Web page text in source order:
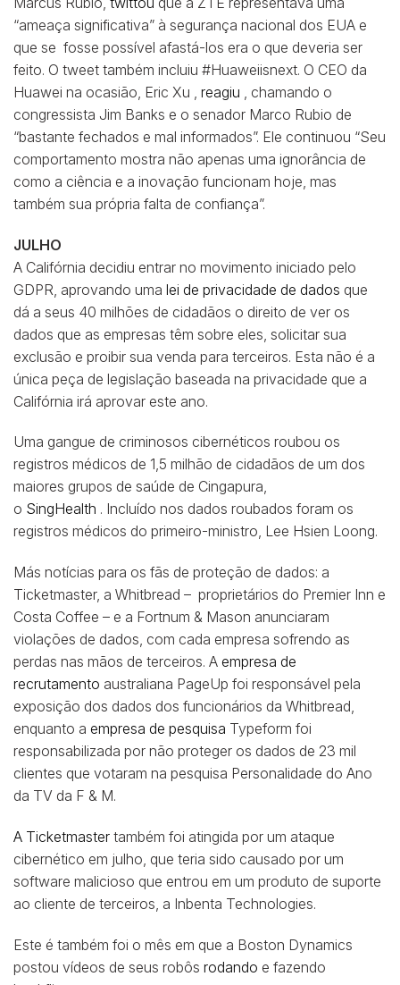
“ameaça significativa” à segurança nacional dos EUA e
que se fosse possível afastá-los era o que deveria ser
feito. O tweet também incluiu #Huaweiisnext. O CEO da
Huawei na ocasião, Eric Xu , reagiu , chamando o
congressista Jim Banks e o senador Marco Rubio de
“bastante fechados e mal informados”. Ele continuou “Seu
comportamento mostra não apenas uma ignorância de
como a ciência e a inovação funcionam hoje, mas
também sua própria falta de confiança”.
JULHO
A Califórnia decidiu entrar no movimento iniciado pelo
GDPR, aprovando uma lei de privacidade de dados que
dá a seus 40 milhões de cidadãos o direito de ver os
dados que as empresas têm sobre eles, solicitar sua
exclusão e proibir sua venda para terceiros. Esta não é a
única peça de legislação baseada na privacidade que a
Califórnia irá aprovar este ano.
Uma gangue de criminosos cibernéticos roubou os
registros médicos de 1,5 milhão de cidadãos de um dos
maiores grupos de saúde de Cingapura,
o SingHealth . Incluído nos dados roubados foram os
registros médicos do primeiro-ministro, Lee Hsien Loong.
Más notícias para os fãs de proteção de dados: a
Ticketmaster, a Whitbread – proprietários do Premier Inn e
Costa Coffee – e a Fortnum & Mason anunciaram
violações de dados, com cada empresa sofrendo as
perdas nas mãos de terceiros. A empresa de
recrutamento australiana PageUp foi responsável pela
exposição dos dados dos funcionários da Whitbread,
enquanto a empresa de pesquisa Typeform foi
responsabilizada por não proteger os dados de 23 mil
clientes que votaram na pesquisa Personalidade do Ano
da TV da F & M.
A Ticketmaster também foi atingida por um ataque
cibernético em julho, que teria sido causado por um
software malicioso que entrou em um produto de suporte
ao cliente de terceiros, a Inbenta Technologies.
Este é também foi o mês em que a Boston Dynamics
postou vídeos de seus robôs rodando e fazendo